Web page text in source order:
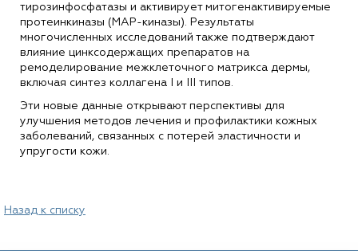
тирозинфосфатазы и активирует митогенактивируемые
протеинкиназы (MAP-киназы). Результаты
многочисленных исследований также подтверждают
влияние цинксодержащих препаратов на
ремоделирование межклеточного матрикса дермы,
включая синтез коллагена I и III типов.
Эти новые данные открывают перспективы для
улучшения методов лечения и профилактики кожных
заболеваний, связанных с потерей эластичности и
упругости кожи.
Назад к списку